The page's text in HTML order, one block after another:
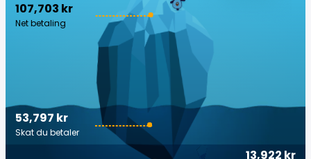
107,703 kr
Net betaling
13,922 kr
53,797 kr
Skat du betaler